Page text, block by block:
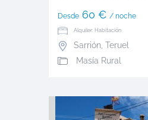
Desde60 € / noche
Alquiler: Habitación
Sarrión, Teruel
Masía Rural